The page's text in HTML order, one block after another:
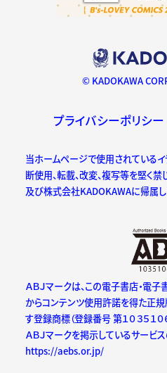
© KADOKAWA
プライバシーポリシー
当ホームページで使用されているイ
断使用、転載、改変、複写等を堅く
及び株式会社KADOKAWAに帰属し
ＡＢＪマークは、この電子書店・電
からコンテンツ使用許諾を得た正
す登録商標（登録番号 第１０３５１０
ＡＢＪマークを掲示しているサービ
https://aebs.or.jp/